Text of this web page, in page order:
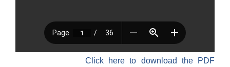
Click here to download the PDF